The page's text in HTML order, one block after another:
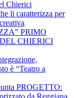
Chierici
li caratterizza per
PRIMO
CHIERICI
è “Teatro a
PROGETTO: